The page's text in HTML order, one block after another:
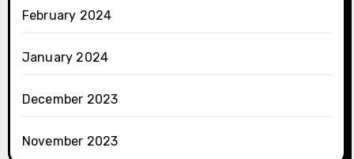
February 2024
January 2024
December 2023
November 2023